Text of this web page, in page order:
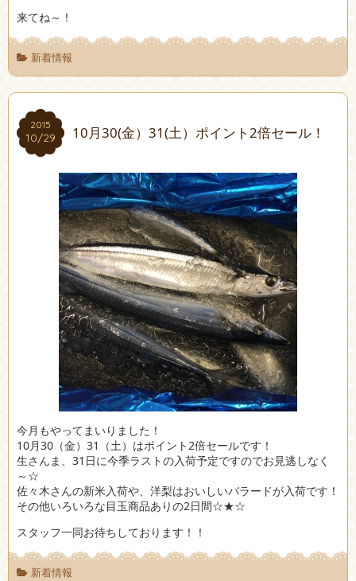
来てね～！
新着情報
2015
10/29
2015
10/29 10月30(金）31(土）ポイント2倍セール！
今月もやってまいりました！
10月30（金）31（土）はポイント2倍セールです！
生さんま、31日に今季ラストの入荷予定ですのでお見逃しなく
～☆
佐々木さんの新米入荷や、洋梨はおいしいバラードが入荷です！
その他いろいろな目玉商品ありの2日間☆★☆
スタッフ一同お待ちしております！！
新着情報